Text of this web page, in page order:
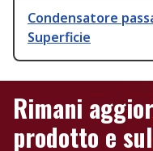
Condensatore
Superficie
Rimani
prodotto e